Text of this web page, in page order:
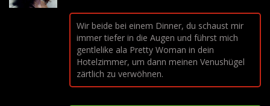
Wir beide bei einem Dinner, du schaust mir
immer tiefer in die Augen und führst mich
gentlelike ala Pretty Woman in dein
Hotelzimmer, um dann meinen Venushügel
zärtlich zu verwöhnen.